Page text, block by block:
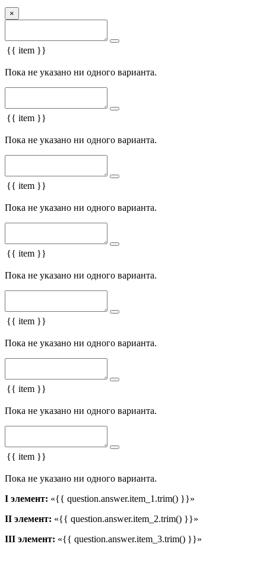
×
{{ item }}
Пока не указано ни одного варианта.
{{ item }}
Пока не указано ни одного варианта.
{{ item }}
Пока не указано ни одного варианта.
{{ item }}
Пока не указано ни одного варианта.
{{ item }}
Пока не указано ни одного варианта.
{{ item }}
Пока не указано ни одного варианта.
{{ item }}
Пока не указано ни одного варианта.
I элемент: «{{ question.answer.item_1.trim() }}»
II элемент: «{{ question.answer.item_2.trim() }}»
III элемент: «{{ question.answer.item_3.trim() }}»